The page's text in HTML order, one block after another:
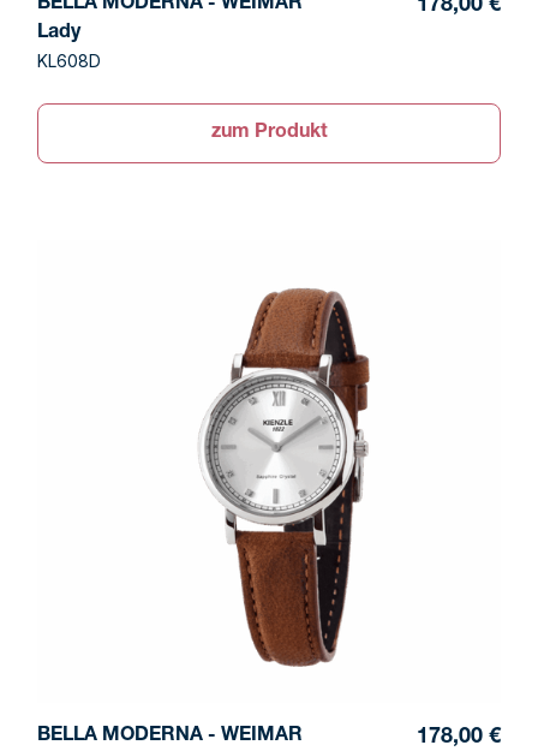
BELLA MODERNA - WEIMAR
Lady
KL608D
178,00 €
zum Produkt
BELLA MODERNA - WEIMAR
178,00 €